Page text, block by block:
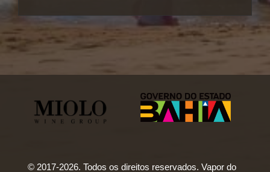
© 2017-2026. Todos os direitos reservados. Vapor do